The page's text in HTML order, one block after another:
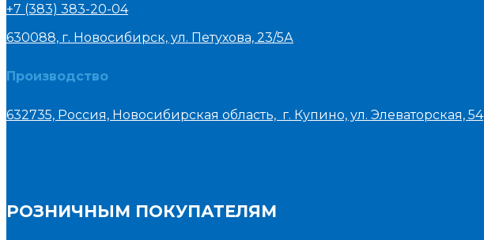
+7 (383) 383-20-04
630088, г. Новосибирск, ул. Петухова, 23/5А
Производство
632735, Россия, Новосибирская область, г. Купино, ул. Элеваторская, 54
РОЗНИЧНЫМ ПОКУПАТЕЛЯМ